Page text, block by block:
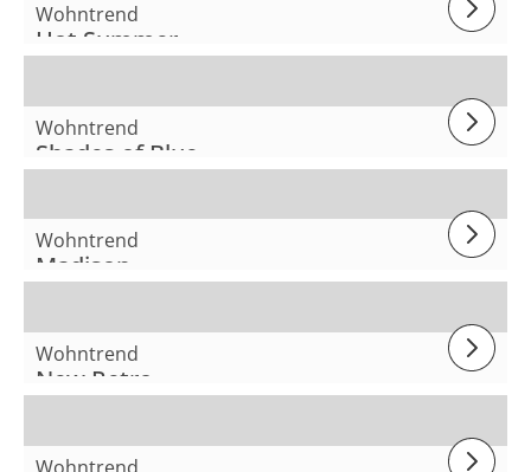
Wohntrend
Hot Summer
Wohntrend
Shades of Blue
Wohntrend
Madison
Wohntrend
New Retro